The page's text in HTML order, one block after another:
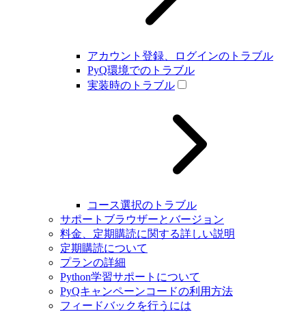
アカウント登録、ログインのトラブル
PyQ環境でのトラブル
実装時のトラブル
コース選択のトラブル
サポートブラウザーとバージョン
料金、定期購読に関する詳しい説明
定期購読について
プランの詳細
Python学習サポートについて
PyQキャンペーンコードの利用方法
フィードバックを行うには